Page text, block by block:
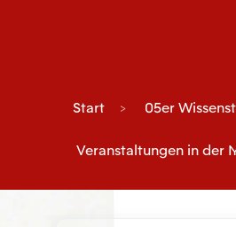
Start 05er
Veranstaltungen in der